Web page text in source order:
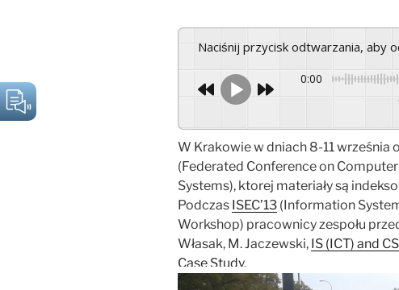
Naciśnij przycisk odtwarzania, aby
0:00
W Krakowie w dniach 8-11 września
(Federated Conference on
Systems), ktorej materiały są
Podczas ISEC’13 (Information
Workshop) pracownicy zespołu
Własak, M. Jaczewski, IS (ICT) and
Case Study.